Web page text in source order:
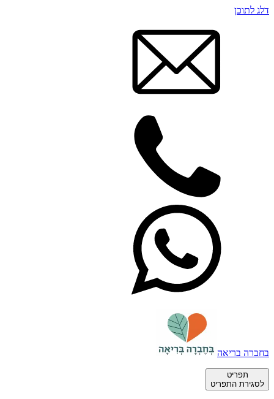
דלג לתוכן
בחברה בריאה
תפריט
לסגירת התפריט